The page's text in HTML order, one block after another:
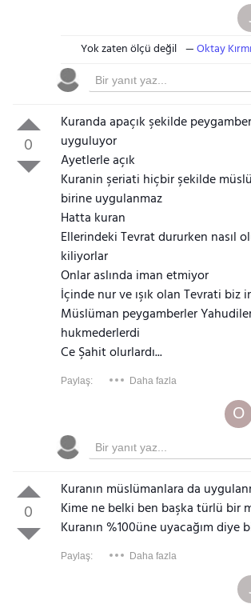
Yok zaten ölçü değil Oktay
0
Kuranda apaçık şekilde
uyguluyor
Ayetlerle açık
Kuranin şeriati hiçbir şekilde
birine uygulanmaz
Hatta kuran
Ellerindeki Tevrat dururken nasıl
kiliyorlar
Onlar aslında iman etmiyor
İçinde nur ve ışık olan Tevrati biz
Müslüman peygamberler
hukmederlerdi
Ce Şahit olurlardı...
Paylaş: Daha fazla
O
0
Kuranın müslümanlara da
Kime ne belki ben başka türlü bir
Kuranın %100üne uyacağım diye
Paylaş: Daha fazla